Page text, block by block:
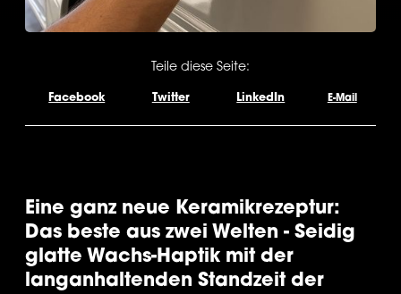
Teile diese Seite:
Facebook Twitter LinkedIn E-Mail
Eine ganz neue Keramikrezeptur:
Das beste aus zwei Welten - Seidig
glatte Wachs-Haptik mit der
langanhaltenden Standzeit der